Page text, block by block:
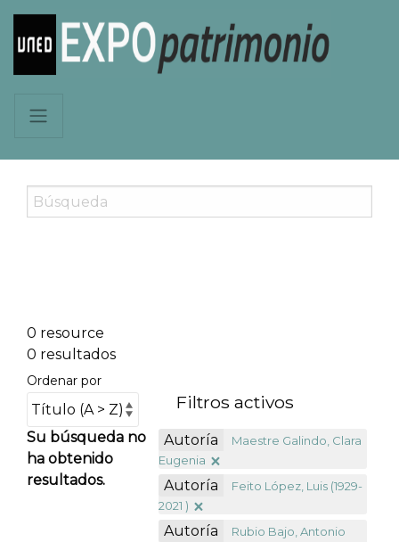
0 resource
0 resultados
Ordenar por
Su búsqueda no
ha obtenido
resultados.
Filtros activos
Autoría
Maestre Galindo, Clara
Eugenia
Autoría
Feito López, Luis (1929-
2021 )
Autoría
Rubio Bajo, Antonio